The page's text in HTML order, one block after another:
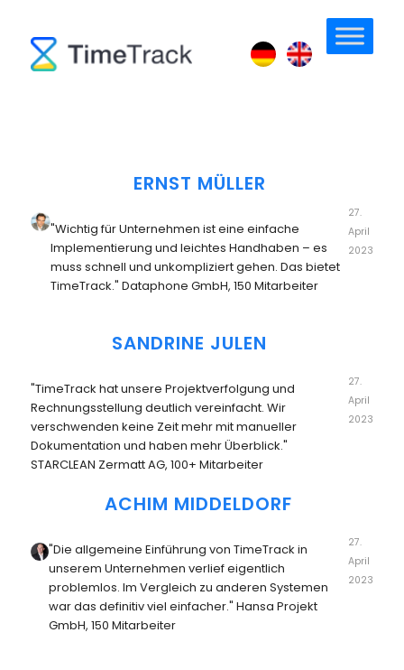
ERNST MÜLLER
"Wichtig für Unternehmen ist eine einfache
Implementierung und leichtes Handhaben – es
muss schnell und unkompliziert gehen. Das bietet
TimeTrack." Dataphone GmbH, 150 Mitarbeiter
27.
April
2023
SANDRINE JULEN
"TimeTrack hat unsere Projektverfolgung und
Rechnungsstellung deutlich vereinfacht. Wir
verschwenden keine Zeit mehr mit manueller
Dokumentation und haben mehr Überblick."
STARCLEAN Zermatt AG, 100+ Mitarbeiter
27.
April
2023
ACHIM MIDDELDORF
"Die allgemeine Einführung von TimeTrack in
unserem Unternehmen verlief eigentlich
problemlos. Im Vergleich zu anderen Systemen
war das definitiv viel einfacher." Hansa Projekt
GmbH, 150 Mitarbeiter
27.
April
2023